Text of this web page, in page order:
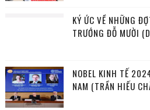
KÝ ỨC VỀ NHỮNG
TRƯỚNG ĐỖ MƯỜI
NOBEL KINH TẾ
NAM (TRẦN HIẾU